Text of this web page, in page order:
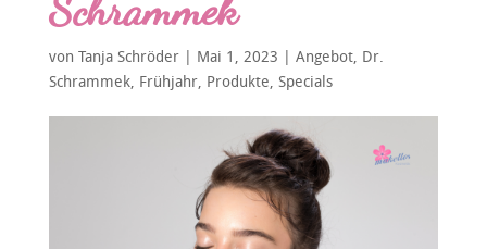
von Tanja Schröder| Mai 1, 2023 | Angebot, Dr.
Schrammek, Frühjahr, Produkte, Specials